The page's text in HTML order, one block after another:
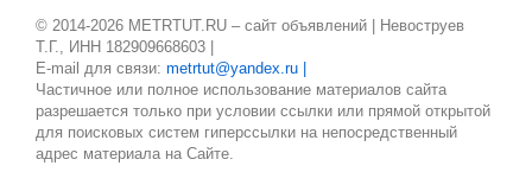
© 2014-2026 METRTUT.RU – сайт объявлений | Невоструев
Т.Г., ИНН 182909668603 |
E-mail для связи: metrtut@yandex.ru |
Частичное или полное использование материалов сайта
разрешается только при условии ссылки или прямой открытой
для поисковых систем гиперссылки на непосредственный
адрес материала на Сайте.